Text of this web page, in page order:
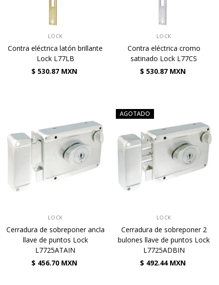
LOCK
Contra eléctrica latón brillante
Lock L77LB
$ 530.87 MXN
LOCK
Contra eléctrica cromo
satinado Lock L77CS
$ 530.87 MXN
LOCK
Cerradura de sobreponer ancla
llave de puntos Lock
L7725ATAIN
$ 456.70 MXN
AGOTADO
LOCK
Cerradura de sobreponer 2
bulones llave de puntos Lock
L7725ADBIN
$ 492.44 MXN